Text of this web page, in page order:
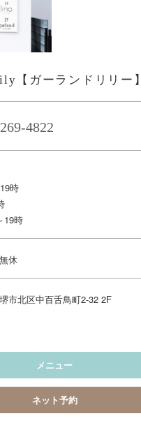
【ガーランドリリー】
4822
時
19時
休
市北区中百舌鳥町2-32 2F
メニュー
ネット予約